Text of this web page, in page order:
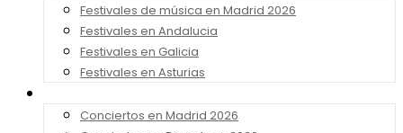
Festivales de música en Madrid 2026
Festivales en Andalucia
Festivales en Galicia
Festivales en Asturias
Conciertos en Madrid 2026